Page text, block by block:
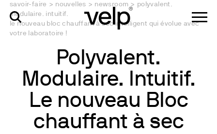
savoir-faire > nouvelles > newsroom > polyvalent.
modulaire. intuitif.
le nouveau bloc chauffant à sec intelligent qui évolue avec
votre laboratoire !
Polyvalent.
Modulaire. Intuitif.
Le nouveau Bloc
chauffant à sec